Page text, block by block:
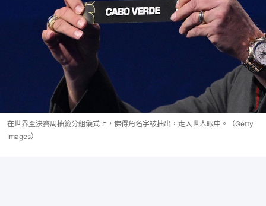
在世界盃決賽周抽籤分組儀式上，佛得角名字被抽出，走入世人眼中。（Getty
Images）